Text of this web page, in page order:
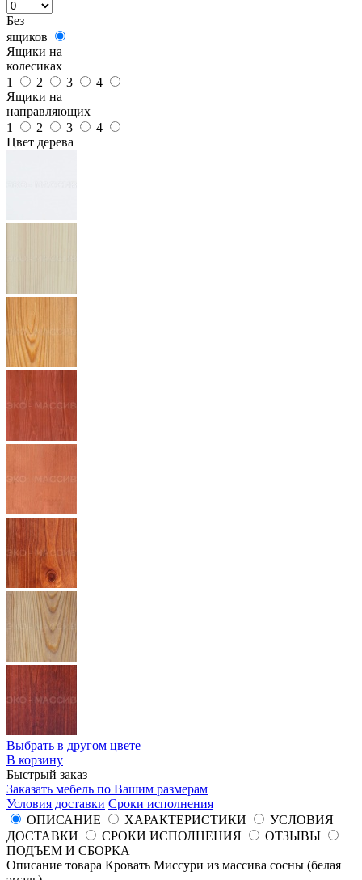
Без
ящиков
Ящики на
колесиках
1
2 3
4
Ящики на
направляющих
1
2 3
4
Цвет дерева
Выбрать в другом цвете
В корзину
Быстрый заказ
Заказать мебель по Вашим размерам
Условия доставки Сроки исполнения
ОПИСАНИЕ
ХАРАКТЕРИСТИКИ
УСЛОВИЯ
ДОСТАВКИ
СРОКИ ИСПОЛНЕНИЯ
ОТЗЫВЫ
ПОДЪЕМ И СБОРКА
Описание товара Кровать Миссури из массива сосны (белая